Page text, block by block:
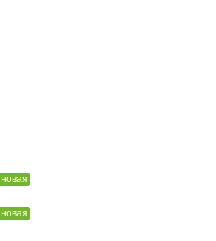
новая
новая